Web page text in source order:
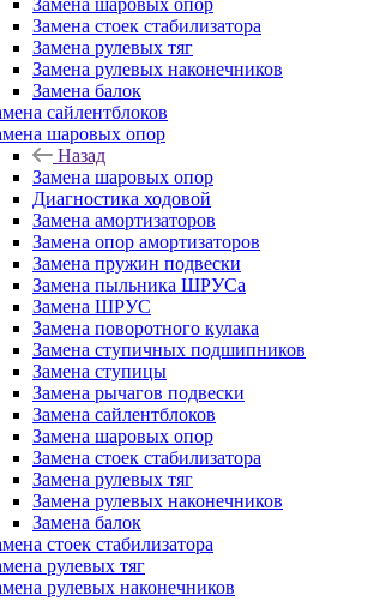
Замена шаровых опор
Замена стоек стабилизатора
Замена рулевых тяг
Замена рулевых наконечников
Замена балок
сайлентблоков
шаровых опор
Назад
Замена шаровых опор
Диагностика ходовой
Замена амортизаторов
Замена опор амортизаторов
Замена пружин подвески
Замена пыльника ШРУСа
Замена ШРУС
Замена поворотного кулака
Замена ступичных подшипников
Замена ступицы
Замена рычагов подвески
Замена сайлентблоков
Замена шаровых опор
Замена стоек стабилизатора
Замена рулевых тяг
Замена рулевых наконечников
Замена балок
стоек стабилизатора
рулевых тяг
рулевых наконечников